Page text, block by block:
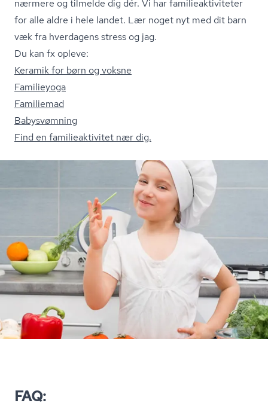
nærmere og tilmelde dig dér. Vi har fa­mi­lie­ak­ti­vi­te­ter
for alle aldre i hele landet. Lær noget nyt med dit barn
væk fra hverdagens stress og jag.
Du kan fx opleve:
Keramik for børn og voksne
Familieyoga
Familiemad
Babysvømning
Find en fa­mi­lie­ak­ti­vi­tet nær dig.
FAQ: